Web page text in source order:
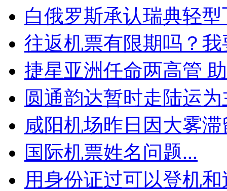
白俄罗斯承认瑞典轻
往返机票有限期吗？
捷星亚洲任命两高管
圆通韵达暂时走陆运为
咸阳机场昨日因大雾
国际机票姓名问题...
用身份证过可以登机